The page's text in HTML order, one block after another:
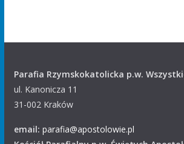
Parafia Rzymskokatolicka p.w.
ul. Kanonicza 11
31-002 Kraków
email: parafia@apostolowie.pl